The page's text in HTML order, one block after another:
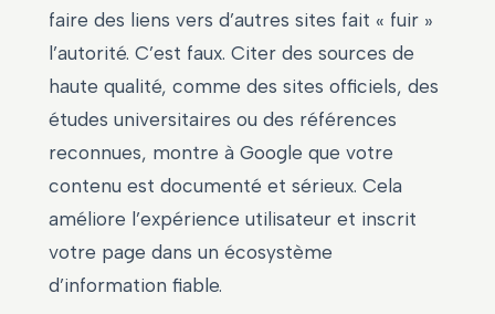
faire des liens vers d’autres sites fait « fuir »
l’autorité. C’est faux. Citer des sources de
haute qualité, comme des sites officiels, des
études universitaires ou des références
reconnues, montre à Google que votre
contenu est documenté et sérieux. Cela
améliore l’expérience utilisateur et inscrit
votre page dans un écosystème
d’information fiable.